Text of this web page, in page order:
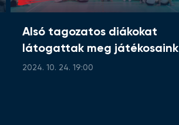
Alsó tagozatos diákokat
látogattak meg játékosaink
2024. 10. 24. 19:00